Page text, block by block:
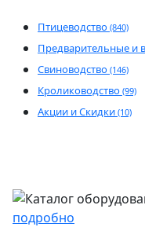
Птицеводство (840)
Предварительные и
Свиноводство (146)
Кролиководство (99)
Акции и Скидки (10)
подробно